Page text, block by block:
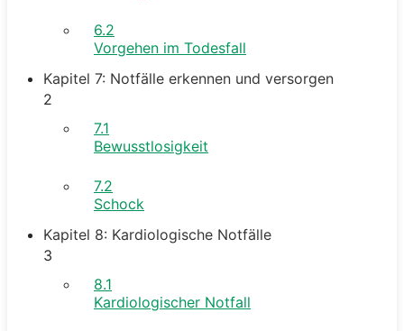
6.2
Vorgehen im Todesfall
Kapitel 7: Notfälle erkennen und versorgen
2
7.1
Bewusstlosigkeit
7.2
Schock
Kapitel 8: Kardiologische Notfälle
3
8.1
Kardiologischer Notfall